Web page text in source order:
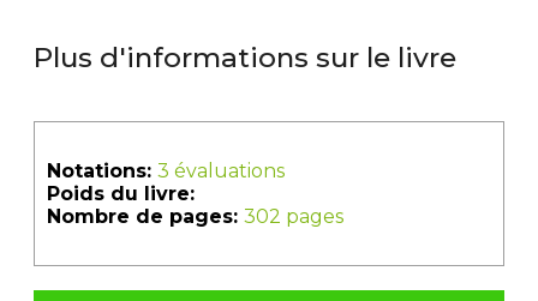
Plus d'informations sur le livre
Notations: 3 évaluations
Poids du livre:
Nombre de pages: 302 pages